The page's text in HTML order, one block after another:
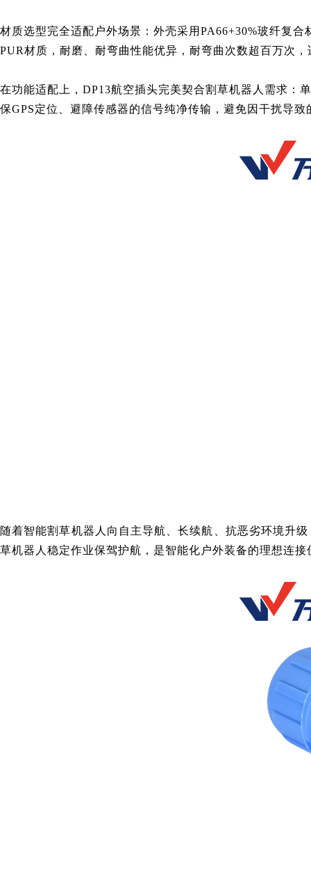
材质选型完全适配户外场景：外壳采用PA66+30%玻纤复
PUR材质，耐磨、耐弯曲性能优异，耐弯曲次数超百万次
在功能适配上，DP13航空插头完美契合割草机器人需求：
保GPS定位、避障传感器的信号纯净传输，避免因干扰导
随着智能割草机器人向自主导航、长续航、抗恶劣环境升
草机器人稳定作业保驾护航，是智能化户外装备的理想连接